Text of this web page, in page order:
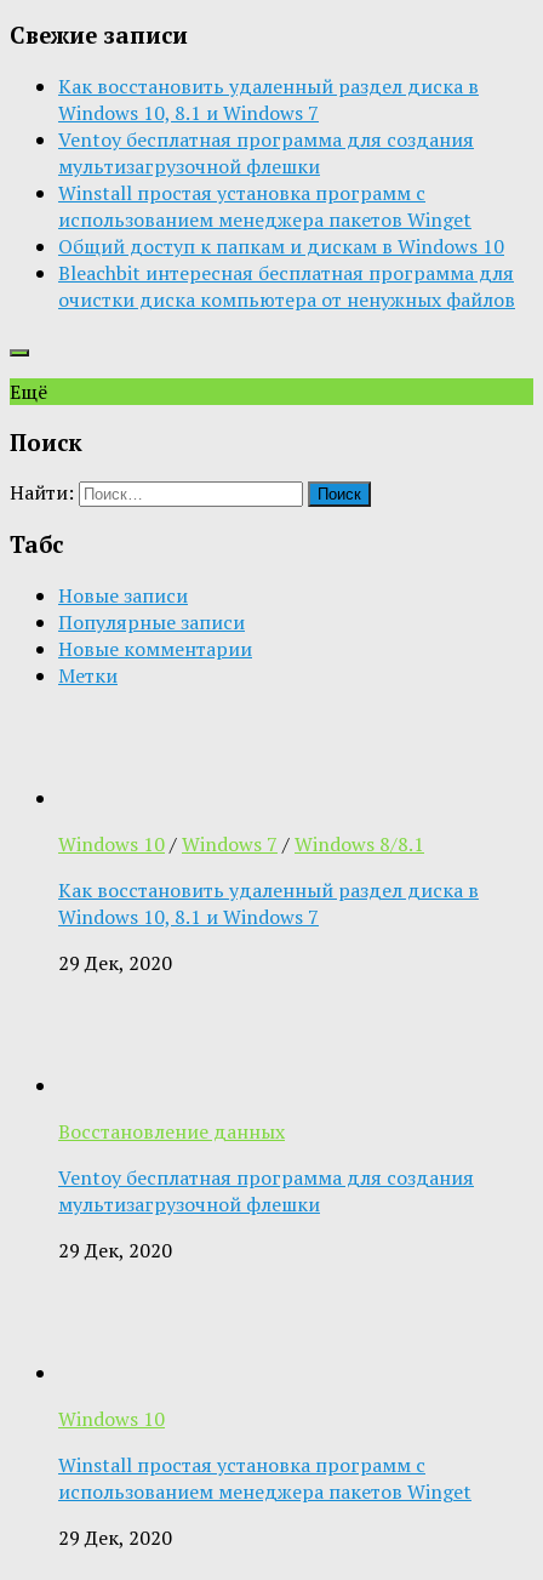
Свежие записи
Как восстановить удаленный раздел диска в
Windows 10, 8.1 и Windows 7
Ventoy бесплатная программа для создания
мультизагрузочной флешки
Winstall простая установка программ с
использованием менеджера пакетов Winget
Общий доступ к папкам и дискам в Windows 10
Bleachbit интересная бесплатная программа для
очистки диска компьютера от ненужных файлов
Ещё
Поиск
Найти:
Табс
Новые записи
Популярные записи
Новые комментарии
Метки
Windows 10/Windows 7 /Windows 8/8.1
Как восстановить удаленный раздел диска в
Windows 10, 8.1 и Windows 7
29 Дек, 2020
Восстановление данных
Ventoy бесплатная программа для создания
мультизагрузочной флешки
29 Дек, 2020
Windows 10
Winstall простая установка программ с
использованием менеджера пакетов Winget
29 Дек, 2020